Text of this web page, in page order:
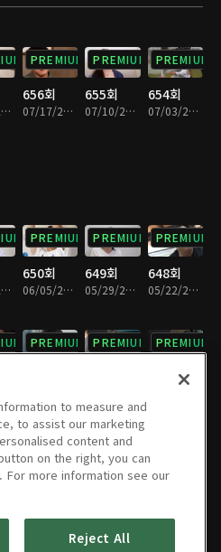
07/24/2026 • 1시간 28분
PREMIUM
656회
07/17/2026 • 1시간 28분
PREMIUM
655회
07/10/2026 • 1시간 29분
PREMIUM
654회
07/03/2026 • 1시간 29분
06/12/2026 • 1시간 30분
PREMIUM
650회
06/05/2026 • 1시간 27분
PREMIUM
649회
05/29/2026 • 1시간 29분
PREMIUM
648회
05/22/2026 • 1시간 28분
PREMIUM PREMIUM PREMIUM
642회
PREMIUM
638회
PREMIUM
637회 636회
to measure and
to assist our marketing
content and
on the right, you can
more information see our
Reject All